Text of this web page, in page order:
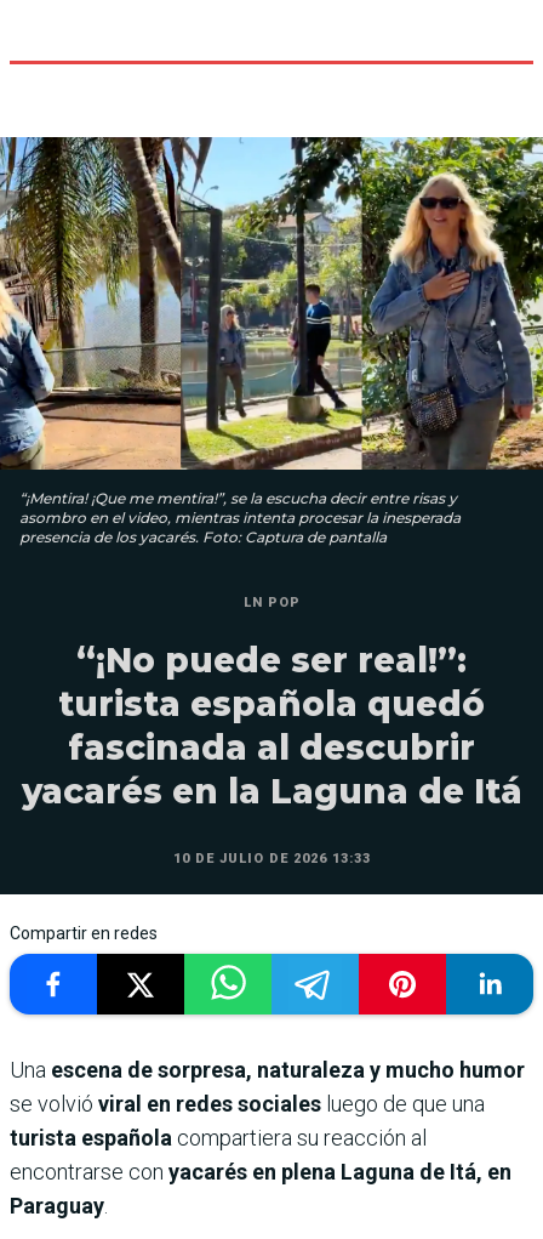
“¡Mentira! ¡Que me mentira!”, se la escucha decir entre risas y
asombro en el video, mientras intenta procesar la inesperada
presencia de los yacarés. Foto: Captura de pantalla
LN POP
“¡No puede ser real!”:
turista española quedó
fascinada al descubrir
yacarés en la Laguna de Itá
10 DE JULIO DE 2026 13:33
Compartir en redes
Una escena de sorpresa, naturaleza y mucho humor
se volvió viral en redes sociales luego de que una
turista española compartiera su reacción al
encontrarse con yacarés en plena Laguna de Itá, en
Paraguay